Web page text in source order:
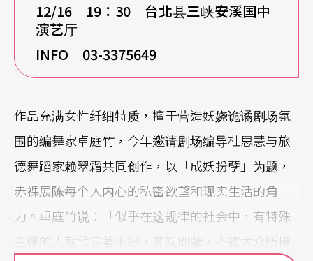
12/16 19 ：30 台北县三峡安溪国中
演艺厅
INFO 03-3375649
作品充满女性纤细特质，擅于营造妖娆诡谲剧场氛
围的编舞家卓庭竹，今年邀请剧场编导杜思慧与旅
德舞蹈家赖翠霜共同创作，以「成妖扮孽」为题，
赤裸展陈每个人内心的私密欲望和现实生活的角
力。卓庭竹说：「似乎在这规律的社会中，有特殊
主张的人就代表著不好，非妖即孽，不被大众所接